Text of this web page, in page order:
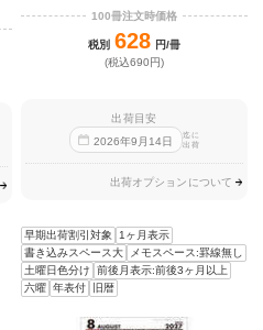
100冊注文時価格
税別 628 円/冊
(税込690円)
出荷目安
2026年9 月14日
迄に
出荷
出荷オプションについて
早期出荷割引対象
1ヶ月表示
書き込みスペース大
メモスペース:罫線無し
土曜日色分け
前後月表示:前後3ヶ月以上
六曜 年表付 旧暦